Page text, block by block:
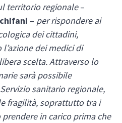
territorio regionale–
– per rispondere ai
dei cittadini,
dei medici di
scelta. Attraverso lo
sarà possibile
sanitario regionale,
fragilità, soprattutto tra i
in carico prima che